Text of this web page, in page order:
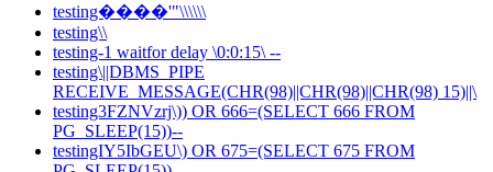
testing����'"\\\\\\
testing\\
testing-1 waitfor delay \0:0:15\ --
testing\||DBMS_PIPE
RECEIVE_MESSAGE(CHR(98)||CHR(98)||CHR(98) 15)||\
testing3FZNVzrj\)) OR 666=(SELECT 666 FROM
PG_SLEEP(15))--
testingIY5IbGEU\) OR 675=(SELECT 675 FROM